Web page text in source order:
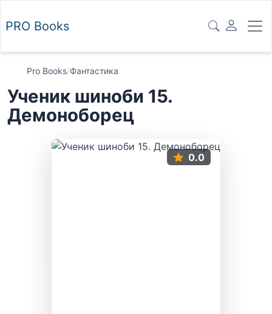
PRO Books
Pro Books/Фантастика
Ученик шиноби 15.
Демоноборец
0.0